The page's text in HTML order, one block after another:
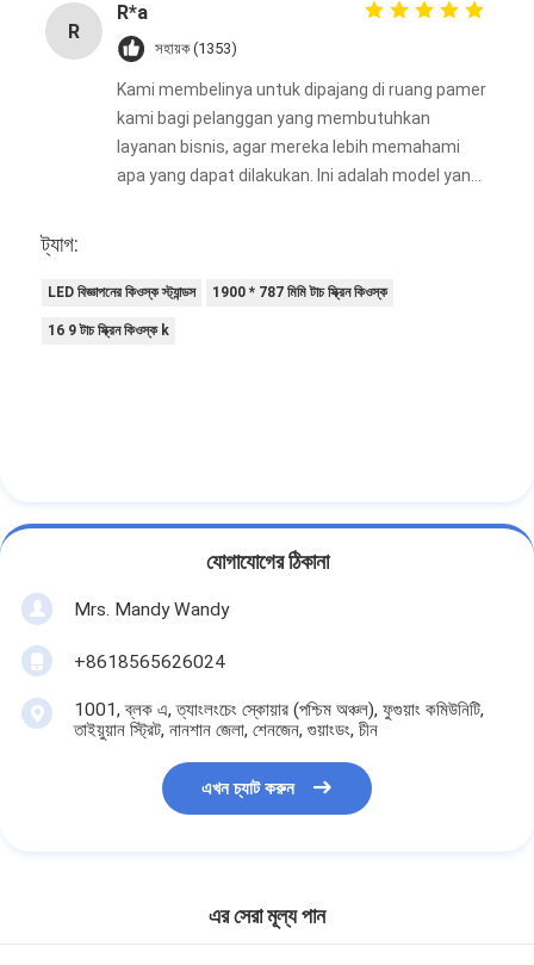
R
R*a
সহায়ক (1353)
Kami membelinya untuk dipajang di ruang pamer
kami bagi pelanggan yang membutuhkan
layanan bisnis, agar mereka lebih memahami
apa yang dapat dilakukan. Ini adalah model yang
ট্যাগ:
LED বিজ্ঞাপনের কিওস্ক স্ট্যান্ডস 1900 * 787 মিমি টাচ স্ক্রিন কিওস্ক
16 9 টাচ স্ক্রিন কিওস্ক k
যোগাযোগের ঠিকানা
Mrs. Mandy Wandy
+8618565626024
1001, ব্লক এ, ত্যাংলংচেং স্কোয়ার (পশ্চিম অঞ্চল), ফুগুয়াং কমিউনিটি,
তাইয়ুয়ান স্ট্রিট, নানশান জেলা, শেনজেন, গুয়াংডং, চীন
এখন চ্যাট করুন
এর সেরা মূল্য পান